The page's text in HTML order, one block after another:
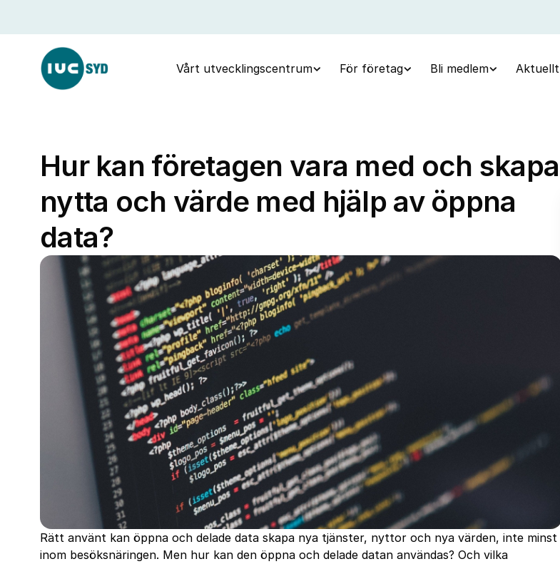
Vårt utvecklingscentrum För företag Bli medlem Aktuellt
Hur kan företagen vara med och skapa
nytta och värde med hjälp av öppna
data?
Rätt använt kan öppna och delade data skapa nya tjänster, nyttor och nya värden, inte minst
inom besöksnäringen. Men hur kan den öppna och delade datan användas? Och vilka